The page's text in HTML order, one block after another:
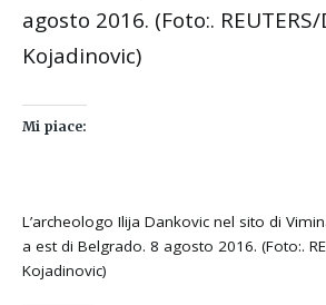
agosto 2016. (Foto:.
Kojadinovic)
Mi piace:
L’archeologo Ilija Dankovic nel sito di
a est di Belgrado. 8 agosto 2016. (Foto:.
Kojadinovic)